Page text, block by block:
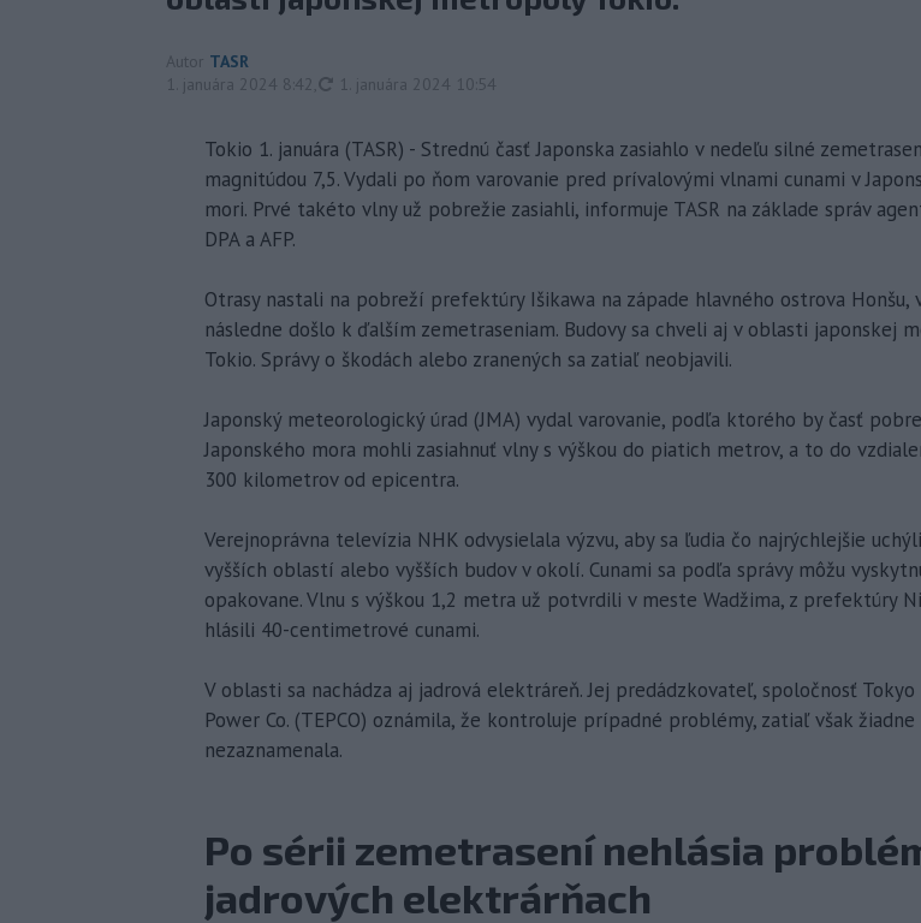
Autor TASR
1. januára 2024 8:42
aktualizované
1. januára 2024 10:54
Tokio 1. januára (TASR) - Strednú časť Japonska zasiahlo v nedeľu silné
magnitúdou 7,5. Vydali po ňom varovanie pred prívalovými vlnami cunami v
mori. Prvé takéto vlny už pobrežie zasiahli, informuje TASR na základe správ
DPA a AFP.
Otrasy nastali na pobreží prefektúry Išikawa na západe hlavného ostrova Honšu,
následne došlo k ďalším zemetraseniam. Budovy sa chveli aj v oblasti japonskej
Tokio. Správy o škodách alebo zranených sa zatiaľ neobjavili.
Japonský meteorologický úrad (JMA) vydal varovanie, podľa ktorého by časť
Japonského mora mohli zasiahnuť vlny s výškou do piatich metrov, a to do
300 kilometrov od epicentra.
Verejnoprávna televízia NHK odvysielala výzvu, aby sa ľudia čo najrýchlejšie
vyšších oblastí alebo vyšších budov v okolí. Cunami sa podľa správy môžu
opakovane. Vlnu s výškou 1,2 metra už potvrdili v meste Wadžima, z prefektúry
hlásili 40-centimetrové cunami.
V oblasti sa nachádza aj jadrová elektráreň. Jej predádzkovateľ, spoločnosť
Power Co. (TEPCO) oznámila, že kontroluje prípadné problémy, zatiaľ však žiadne
nezaznamenala.
Po sérii zemetrasení nehlásia
jadrových elektrárňach